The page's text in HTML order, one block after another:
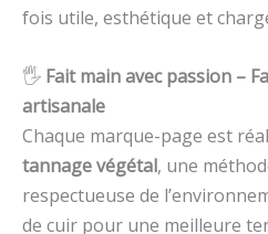
fois utile, esthétique et
🖐️ Fait main avec passion –
artisanale
Chaque marque-page est
tannage végétal, une
respectueuse de
de cuir pour une meilleure